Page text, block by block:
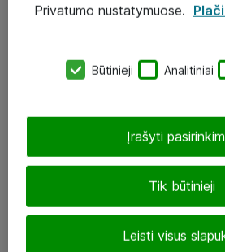
eShop@atea.lt
LinkedIn
Privatumo nustatymuose.
Būtinieji Analitiniai
Tik būtinieji
Leisti visus
Įrašyti